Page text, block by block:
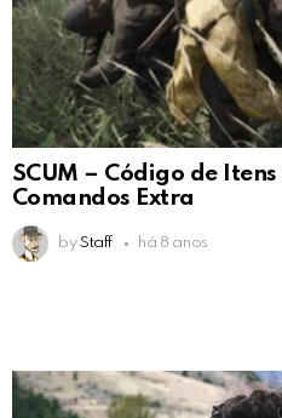
SCUM – Código de
Comandos Extra
by Staff há 8 anos